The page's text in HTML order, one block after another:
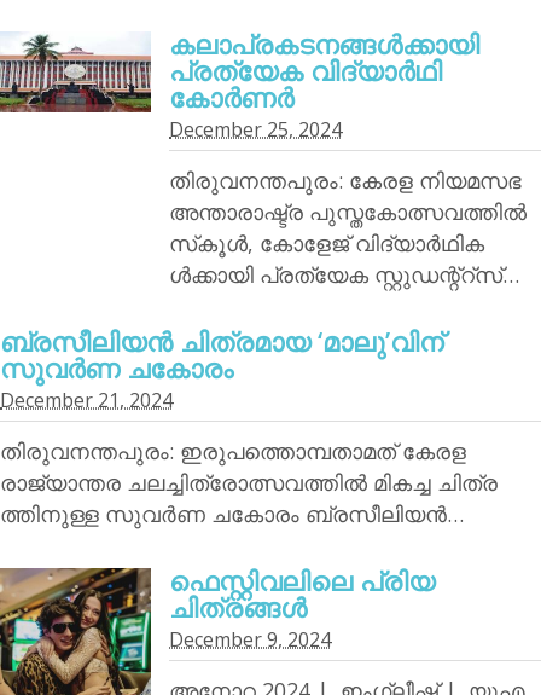
കലാപ്രകടനങ്ങള്‍ക്കായി
പ്രത്യേക വിദ്യാര്‍ഥി
കോര്‍ണര്‍
December 25, 2024
തിരുവനന്തപുരം: കേരള നിയമസഭ
അന്താരാഷ്ട്ര പുസ്തകോത്സവത്തില്‍
സ്‌കൂള്‍, കോളേജ് വിദ്യാര്‍ഥിക
ള്‍ക്കായി പ്രത്യേക സ്റ്റുഡന്റ്‌റ്‌സ്…
ബ്രസീലിയന്‍ ചിത്രമായ ‘മാലു’വിന്
സുവര്‍ണ ചകോരം
December 21, 2024
തിരുവനന്തപുരം: ഇരുപത്തൊമ്പതാമത് കേരള
രാജ്യാന്തര ചലച്ചിത്രോത്സവത്തില്‍ മികച്ച ചിത്ര
ത്തിനുള്ള സുവര്‍ണ ചകോരം ബ്രസീലിയന്‍…
ഫെസ്റ്റിവലിലെ പ്രിയ
ചിത്രങ്ങള്‍
December 9, 2024